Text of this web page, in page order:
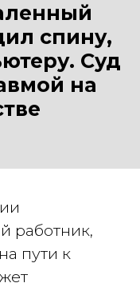
спину,
Суд
на
работник,
пути к